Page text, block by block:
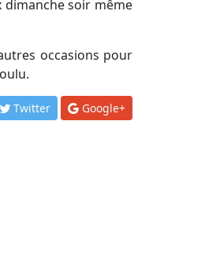
soir même
Twitter Google+